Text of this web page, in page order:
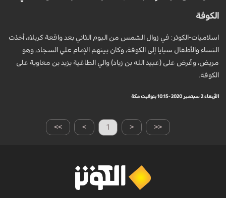
الكوفة
اسلاميات-الكوثر: في زوال الشمس من اليوم الثاني بعد واقعة كربلاء، أخذت
النساء والأطفال سبايا إلى الكوفة، وكان بينهم الإمام علي السجاد، وهو
مريض، وعُرض على (عبيد الله بن زياد) والي الطاغية يزيد بن معاوية على
الكوفة.
الأربعاء 2 سبتمبر 2020 - 10:15 بتوقيت مكة
>> > 1 < <<